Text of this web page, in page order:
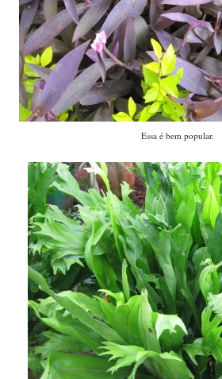
Essa é bem popular.